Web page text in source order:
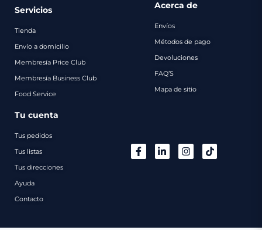
Servicios
Tienda
Envío a domicilio
Membresía Price Club
Membresía Business Club
Food Service
Acerca de
Envíos
Métodos de pago
Devoluciones
FAQ’S
Mapa de sitio
Tu cuenta
Tus pedidos
Tus listas
Tus direcciones
Ayuda
Contacto